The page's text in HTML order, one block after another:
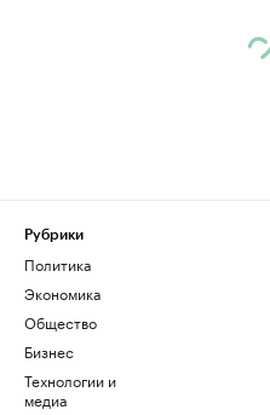
Рубрики
Политика
Экономика
Общество
Бизнес
Технологии и
медиа